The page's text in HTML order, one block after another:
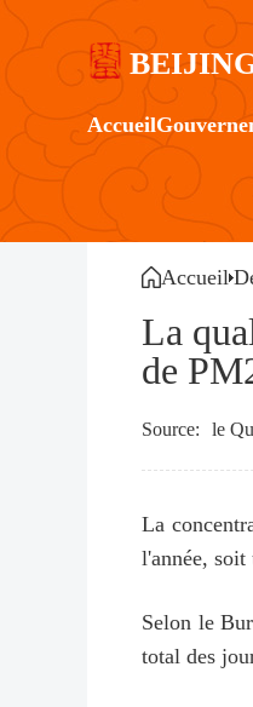
Accueil
Accueil
La
de
le
La
l'année, soit
Selon le
total des